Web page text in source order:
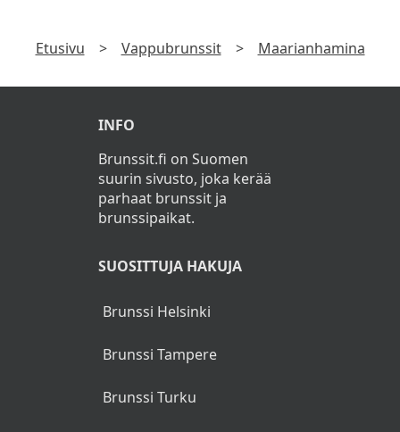
Etusivu > Vappubrunssit > Maarianhamina
INFO
Brunssit.fi on Suomen
suurin sivusto, joka kerää
parhaat brunssit ja
brunssipaikat.
SUOSITTUJA HAKUJA
Brunssi Helsinki
Brunssi Tampere
Brunssi Turku